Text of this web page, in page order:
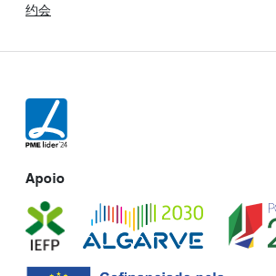
约会
Apoio